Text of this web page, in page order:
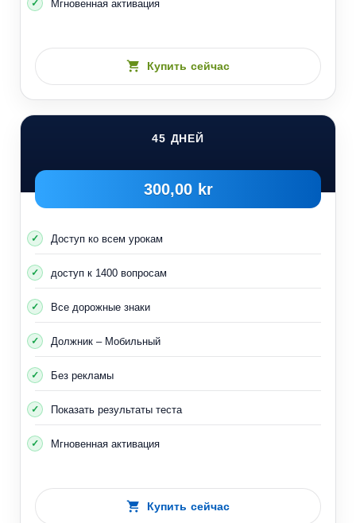
Купить сейчас
45 ДНЕЙ
300,00 kr
Доступ ко всем урокам
доступ к 1400 вопросам
Все дорожные знаки
Должник – Мобильный
Без рекламы
Показать результаты теста
Мгновенная активация
Купить сейчас